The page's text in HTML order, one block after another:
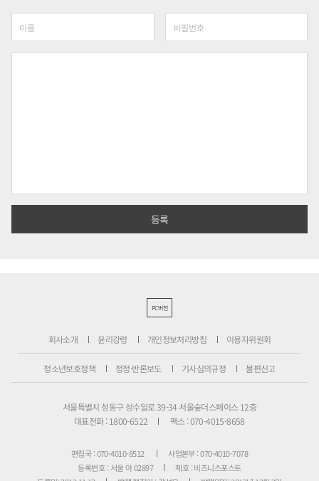
PC버전
회사소개 윤리강령 개인정보처리방침 이용자위원회
청소년보호정책 정정·반론보도 기사심의규정 불편신고
서울특별시 성동구 성수일로 39-34 서울숲더스페이스 12층
대표전화 : 1800-6522
팩스 : 070-4015-8658
편집국 : 070-4010-8512
사업본부 : 070-4010-7078
등록번호 : 서울 아 02897
제호 : 비즈니스포스트